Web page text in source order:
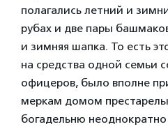
полагались летний и
рубах и две пары
и зимняя шапка. То есть
на средства одной семьи
офицеров, было вполне
меркам домом
богадельню